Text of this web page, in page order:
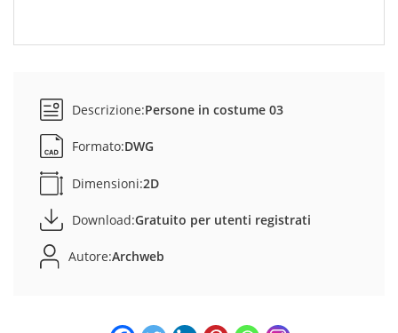
Descrizione:Persone in costume 03
Formato:DWG
Dimensioni:2D
Download:Gratuito per utenti registrati
Autore:Archweb